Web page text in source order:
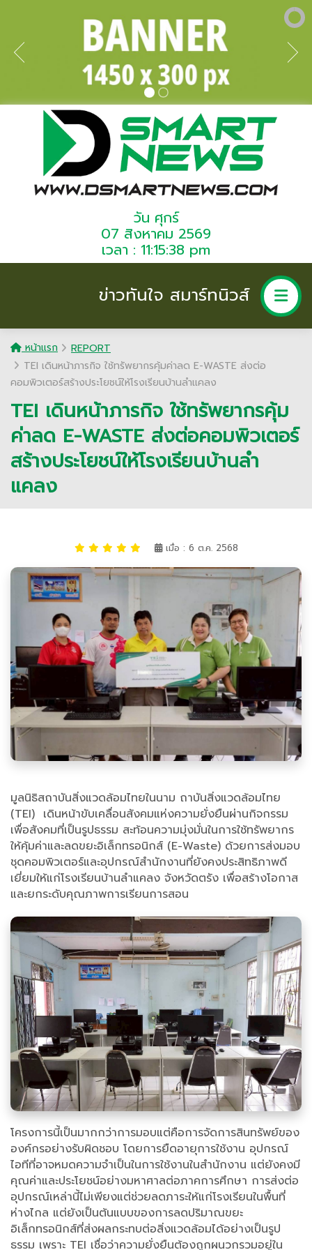
วัน ศุกร์
07 สิงหาคม 2569
เวลา : 11:15:38 pm
ข่าวทันใจ สมาร์ทนิวส์
หน้าแรก
REPORT
TEI เดินหน้าภารกิจ ใช้ทรัพยากรคุ้มค่าลด E-WASTE ส่งต่อ
คอมพิวเตอร์สร้างประโยชน์ให้โรงเรียนบ้านลำแคลง
TEI เดินหน้าภารกิจ ใช้ทรัพยากรคุ้ม
ค่าลด E-WASTE ส่งต่อคอมพิวเตอร์
สร้างประโยชน์ให้โรงเรียนบ้านลำ
แคลง
เมื่อ : 6 ต.ค. 2568
มูลนิธิสถาบันสิ่งแวดล้อมไทยในนาม ถาบันสิ่งแวดล้อมไทย
(TEI) เดินหน้าขับเคลื่อนสังคมแห่งความยั่งยืนผ่านกิจกรรม
เพื่อสังคมที่เป็นรูปธรรม สะท้อนความมุ่งมั่นในการใช้ทรัพยากร
ให้คุ้มค่าและลดขยะอิเล็กทรอนิกส์ (E-Waste) ด้วยการส่งมอบ
ชุดคอมพิวเตอร์และอุปกรณ์สำนักงานที่ยังคงประสิทธิภาพดี
เยี่ยมให้แก่โรงเรียนบ้านลำแคลง จังหวัดตรัง เพื่อสร้างโอกาส
และยกระดับคุณภาพการเรียนการสอน
โครงการนี้เป็นมากกว่าการมอบแต่คือการจัดการสินทรัพย์ของ
องค์กรอย่างรับผิดชอบ โดยการยืดอายุการใช้งาน อุปกรณ์
ไอทีที่อาจหมดความจำเป็นในการใช้งานในสำนักงาน แต่ยังคงมี
คุณค่าและประโยชน์อย่างมหาศาลต่อภาคการศึกษา การส่งต่อ
อุปกรณ์เหล่านี้ไม่เพียงแต่ช่วยลดภาระให้แก่โรงเรียนในพื้นที่
ห่างไกล แต่ยังเป็นต้นแบบของการลดปริมาณขยะ
อิเล็กทรอนิกส์ที่ส่งผลกระทบต่อสิ่งแวดล้อมได้อย่างเป็นรูป
ธรรม เพราะ TEI เชื่อว่าความยั่งยืนต้องถูกผนวกรวมอยู่ใน